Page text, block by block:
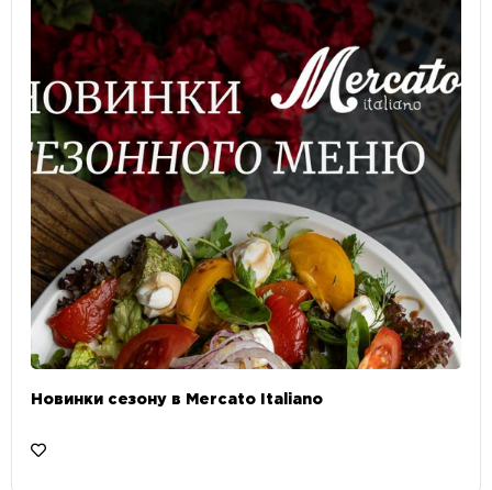
Новинки сезону в Mercato Italiano